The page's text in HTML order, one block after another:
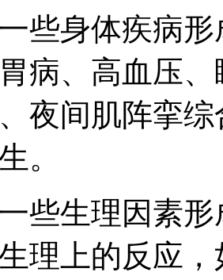
身体疾病形
病、高血压
夜间肌阵挛
。
生理因素形
理上的反应